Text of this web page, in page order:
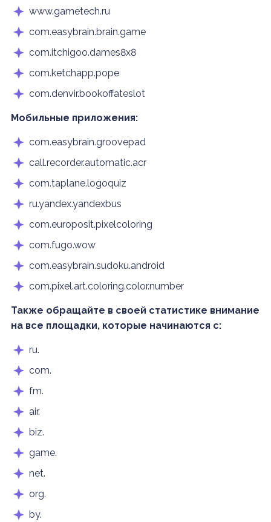
www.gametech.ru
com.easybrain.brain.game
com.itchigoo.dames8x8
com.ketchapp.pope
com.denvir.bookoffateslot
Мобильные приложения:
com.easybrain.groovepad
call.recorder.automatic.acr
com.taplane.logoquiz
ru.yandex.yandexbus
com.europosit.pixelcoloring
com.fugo.wow
com.easybrain.sudoku.android
com.pixel.art.coloring.color.number
Также обращайте в своей статистике внимание
на все площадки, которые начинаются с:
ru.
com.
fm.
air.
biz.
game.
net.
org.
by.